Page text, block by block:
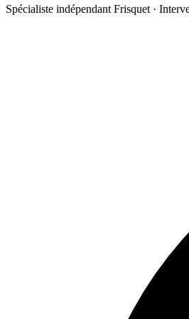
Spécialiste indépendant Frisquet ·